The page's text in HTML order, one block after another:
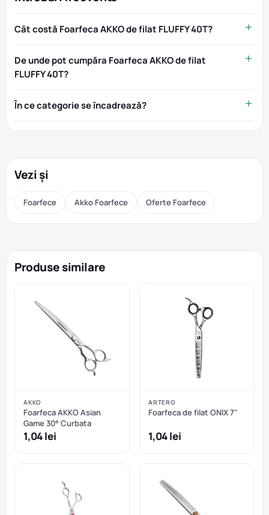
Cât costă Foarfeca AKKO de filat FLUFFY 40T?
De unde pot cumpăra Foarfeca AKKO de filat
FLUFFY 40T?
În ce categorie se încadrează?
Vezi și
Foarfece Akko Foarfece Oferte Foarfece
Produse similare
AKKO
Foarfeca AKKO Asian
Game 30° Curbata
1,04 lei
ARTERO
Foarfeca de filat ONIX 7"
1,04 lei